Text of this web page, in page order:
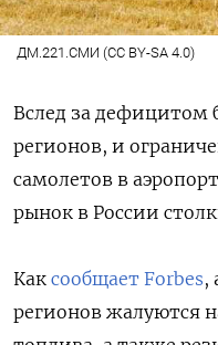
ДМ.221.СМИ (CC BY-SA 4.0)
Вслед за дефицитом
регионов, и
самолетов в
рынок в России
Как сообщает Forbes,
регионов жалуются